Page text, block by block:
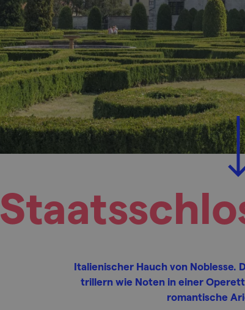
Italienischer Hauch von Noblesse.
trillern wie Noten in einer
romantische